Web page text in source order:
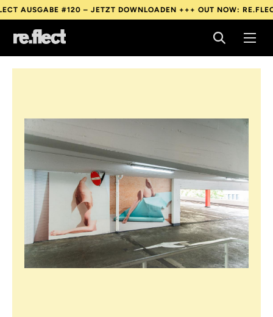
DOWNLOADEN +++OUT NOW: RE.FLECT AUSGABE #120 –
DOWNLOADEN +++